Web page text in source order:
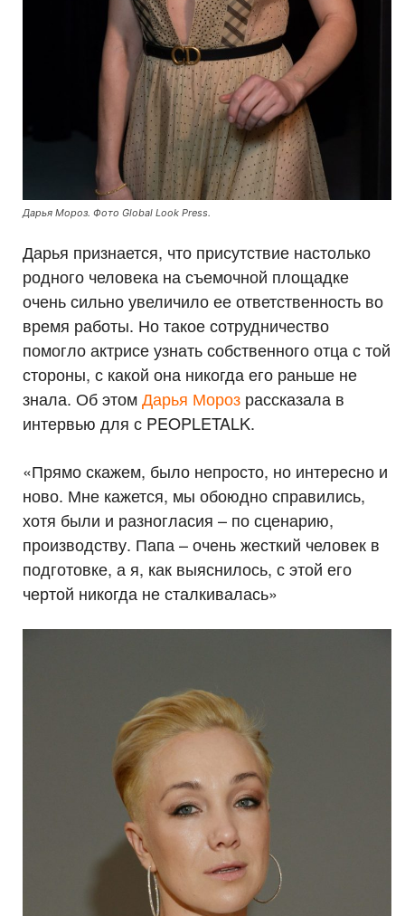
Дарья Мороз. Фото Global Look Press.
Дарья признается, что присутствие настолько
родного человека на съемочной площадке
очень сильно увеличило ее ответственность во
время работы. Но такое сотрудничество
помогло актрисе узнать собственного отца с той
стороны, с какой она никогда его раньше не
знала. Об этомДарья Мороз рассказала в
интервью для с PEOPLETALK.
«Прямо скажем, было непросто, но интересно и
ново. Мне кажется, мы обоюдно справились,
хотя были и разногласия – по сценарию,
производству. Папа – очень жесткий человек в
подготовке, а я, как выяснилось, с этой его
чертой никогда не сталкивалась»